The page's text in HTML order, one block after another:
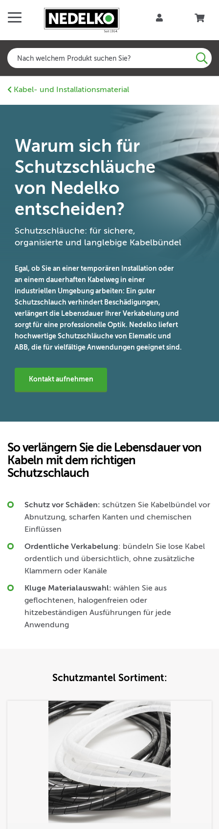
Kabel- und Installationsmaterial
Schutzschläuche: für sichere,
organisierte und langlebige Kabelbündel
Warum sich für
Schutzschläuche
von Nedelko
entscheiden?
Egal, ob Sie an einer temporären Installation oder
an einem dauerhaften Kabelweg in einer
industriellen Umgebung arbeiten: Ein guter
Schutzschlauch verhindert Beschädigungen,
verlängert die Lebensdauer Ihrer Verkabelung und
sorgt für eine professionelle Optik. Nedelko liefert
hochwertige Schutzschläuche von Elematic und
ABB, die für vielfältige Anwendungen geeignet sind.
Kontakt aufnehmen
So verlängern Sie die Lebensdauer von
Kabeln mit dem richtigen
Schutzschlauch
Schutz vor Schäden: schützen Sie Kabelbündel vor
Abnutzung, scharfen Kanten und chemischen
Einflüssen
Ordentliche Verkabelung: bündeln Sie lose Kabel
ordentlich und übersichtlich, ohne zusätzliche
Klammern oder Kanäle
Kluge Materialauswahl: wählen Sie aus
geflochtenen, halogenfreien oder
hitzebeständigen Ausführungen für jede
Anwendung
Schutzmantel Sortiment: